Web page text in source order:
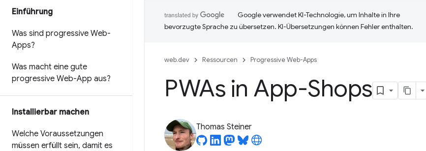
Einführung
Was sind progressive Web-
Apps?
Was macht eine gute
progressive Web-App aus?
Installierbar machen
Welche Voraussetzungen
müssen erfüllt sein, damit es
Google verwendet KI-Technologie, um Inhalte in Ihre
bevorzugte Sprache zu übersetzen. KI-Übersetzungen können Fehler enthalten.
web.dev Ressourcen Progressive Web-Apps
PWAs in App-Shops
Thomas Steiner